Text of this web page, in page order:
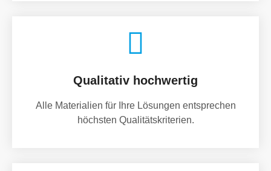
Qualitativ hochwertig
Alle Materialien für Ihre Lösungen entsprechen
höchsten Qualitätskriterien.